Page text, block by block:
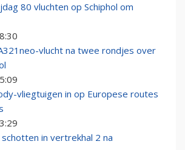
80 vluchten op Schiphol om
vlucht na twee rondjes over
vliegtuigen in op Europese routes
in vertrekhal 2 na